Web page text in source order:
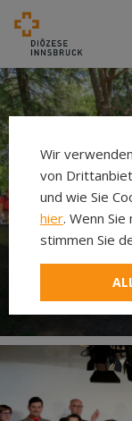
Neuer
Laudato
Wir
von
und wie Sie
hier. Wenn
stimmen Sie